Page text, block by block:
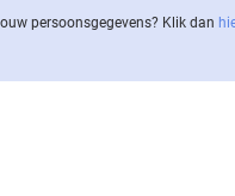
per­soons­ge­ge­vens? Klik dan